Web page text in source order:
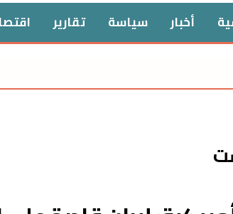
أخبار سياسة تقارير